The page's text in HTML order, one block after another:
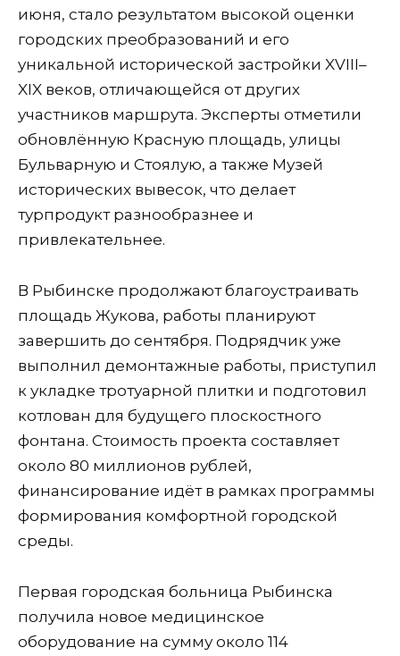
июня, стало результатом высокой оценки
городских преобразований и его
уникальной исторической застройки XVIII–
XIX веков, отличающейся от других
участников маршрута. Эксперты отметили
обновлённую Красную площадь, улицы
Бульварную и Стоялую, а также Музей
исторических вывесок, что делает
турпродукт разнообразнее и
привлекательнее.
В Рыбинске продолжают благоустраивать
площадь Жукова, работы планируют
завершить до сентября. Подрядчик уже
выполнил демонтажные работы, приступил
к укладке тротуарной плитки и подготовил
котлован для будущего плоскостного
фонтана. Стоимость проекта составляет
около 80 миллионов рублей,
финансирование идёт в рамках программы
формирования комфортной городской
среды.
Первая городская больница Рыбинска
получила новое медицинское
оборудование на сумму около 114